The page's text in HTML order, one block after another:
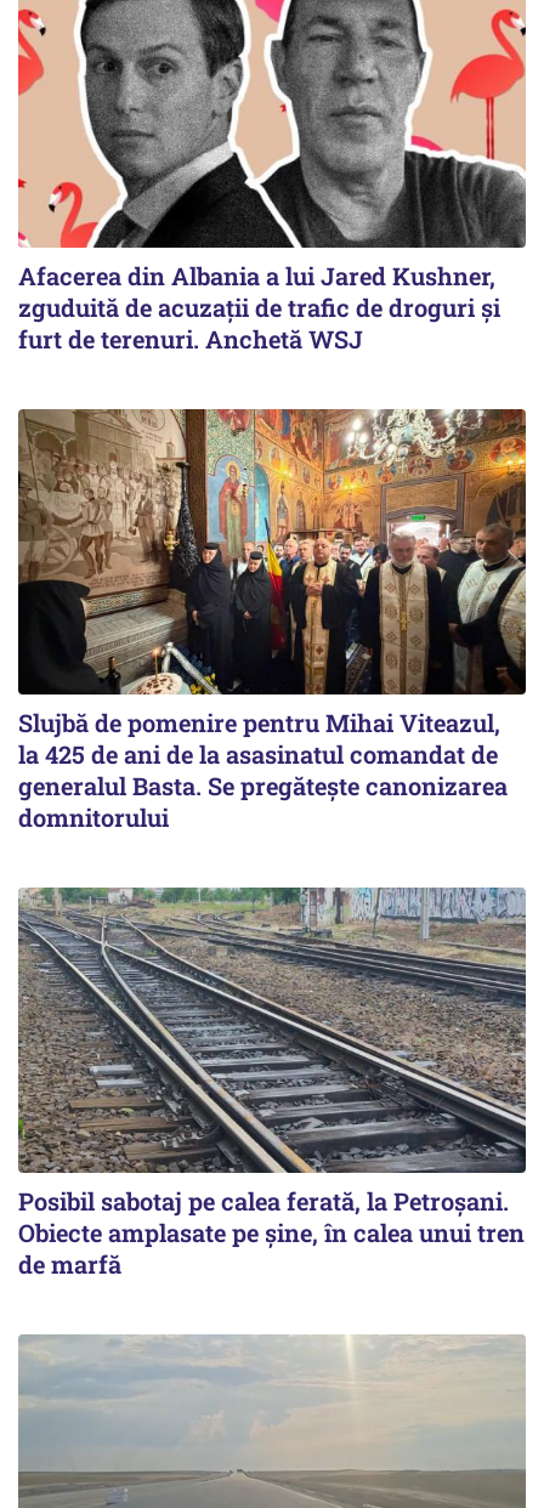
Afacerea din Albania a lui Jared Kushner,
zguduită de acuzații de trafic de droguri și
furt de terenuri. Anchetă WSJ
Slujbă de pomenire pentru Mihai Viteazul,
la 425 de ani de la asasinatul comandat de
generalul Basta. Se pregătește canonizarea
domnitorului
Posibil sabotaj pe calea ferată, la Petroșani.
Obiecte amplasate pe șine, în calea unui tren
de marfă